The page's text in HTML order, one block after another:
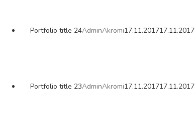
Portfolio title 24AdminAkromi17.11.201717.11.2017
Portfolio title 23AdminAkromi17.11.201717.11.2017